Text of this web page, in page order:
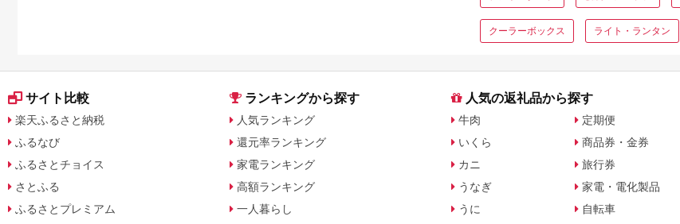
クーラーボックス ライト・ランタン
サイト比較
楽天ふるさと納税
ふるなび
ふるさとチョイス
さとふる
ふるさとプレミアム
ランキングから探す
人気ランキング
還元率ランキング
家電ランキング
高額ランキング
一人暮らし
人気の返礼品から探す
牛肉
いくら
カニ
うなぎ
うに
定期便
商品券・金券
旅行券
家電・電化製品
自転車